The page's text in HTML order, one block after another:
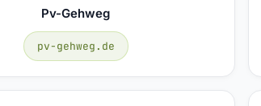
Pv-Gehweg
pv-gehweg.de